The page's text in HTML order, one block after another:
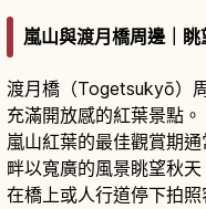
嵐山與渡月橋周邊｜
渡月橋（Togetsukyō）
充滿開放感的紅葉景點。
嵐山紅葉的最佳觀賞期
畔以寬廣的風景眺望秋
在橋上或人行道停下拍